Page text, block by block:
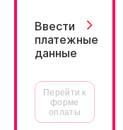
Ввести
платежные
данные
Перейти к
форме
оплаты